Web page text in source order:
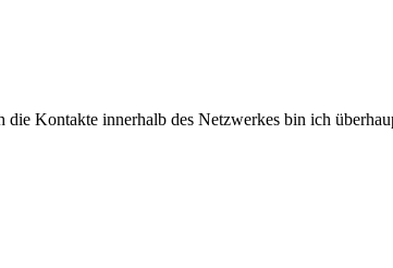
Kontakte innerhalb des Netzwerkes bin ich